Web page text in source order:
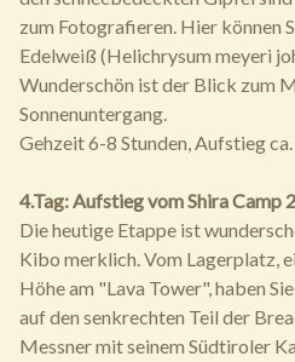
zum Fotografieren. Hier können
Edelweiß (Helichrysum meyeri
Wunderschön ist der Blick zum
Sonnenuntergang.
Gehzeit 6-8 Stunden, Aufstieg
4.Tag: Aufstieg vom Shira Camp
Die heutige Etappe ist
Kibo merklich. Vom Lagerplatz,
Höhe am "Lava Tower", haben
auf den senkrechten Teil der
Messner mit seinem Südtiroler